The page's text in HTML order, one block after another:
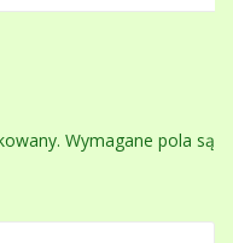
Wymagane pola są